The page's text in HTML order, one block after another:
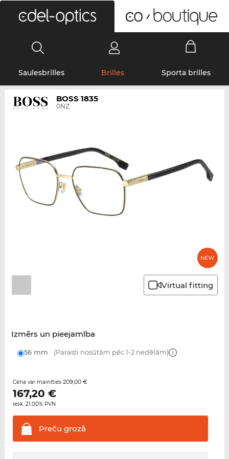
Saulesbrilles Brilles Sporta brilles
BOSS 1835
0NZ
Virtual fitting
Izmērs un pieejamība
56 mm (Parasti nosūtām pēc 1-2 nedēļām)
Cena var mainīties 209,00 €
167,20 €
iesk. 21.00% PVN
Preču grozā